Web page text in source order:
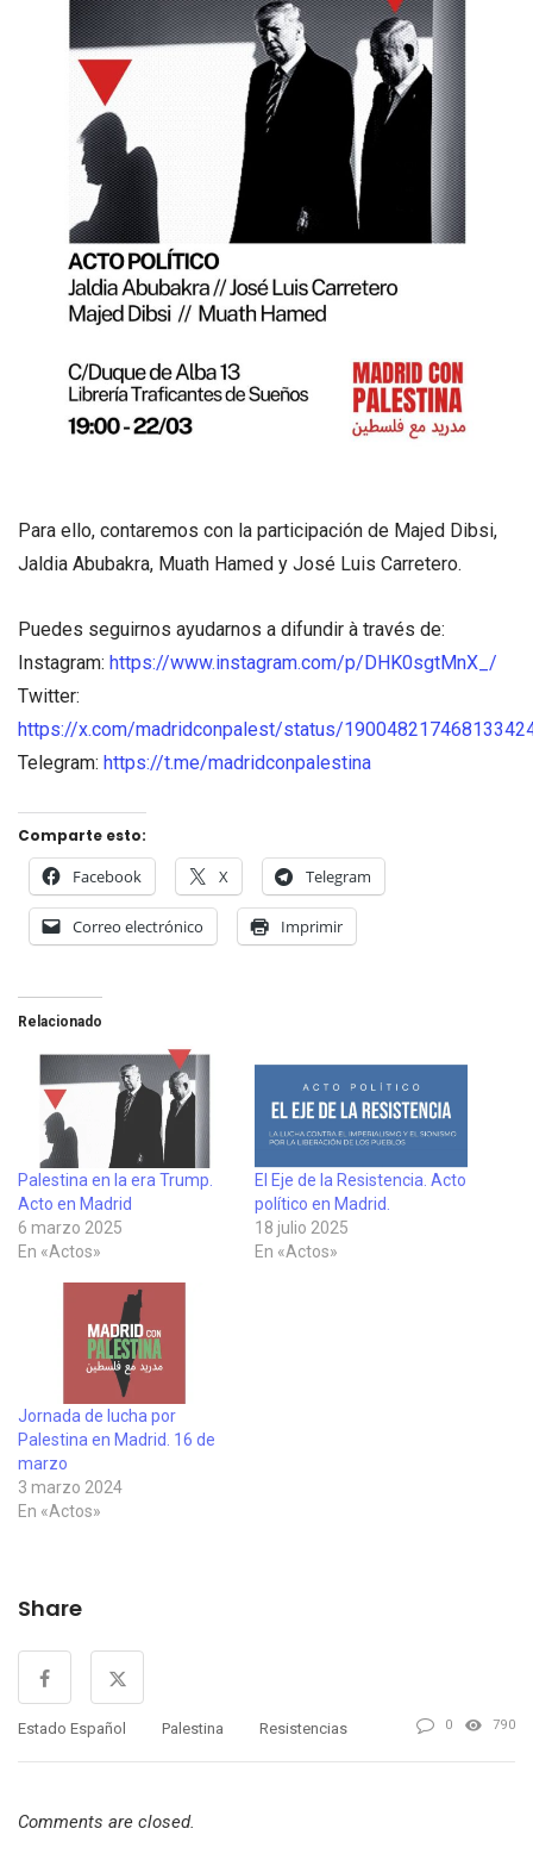
Para ello, contaremos con la participación de Majed Dibsi,
Jaldia Abubakra, Muath Hamed y José Luis Carretero.
Puedes seguirnos ayudarnos a difundir à través de:
Instagram: https://www.instagram.com/p/DHK0sgtMnX_/
Twitter:
https://x.com/madridconpalest/status/
Telegram: https://t.me/madridconpalestina
Comparte esto:
Facebook X Telegram
Correo electrónico Imprimir
Relacionado
Palestina en la era Trump.
Acto en Madrid
6 marzo 2025
En «Actos»
El Eje de la Resistencia. Acto
político en Madrid.
18 julio 2025
En «Actos»
Jornada de lucha por
Palestina en Madrid. 16 de
marzo
3 marzo 2024
En «Actos»
Share
Estado Español Palestina Resistencias 0 790
Comments are closed.